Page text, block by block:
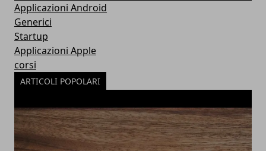
Applicazioni Android
Generici
Startup
Applicazioni Apple
corsi
ARTICOLI POPOLARI